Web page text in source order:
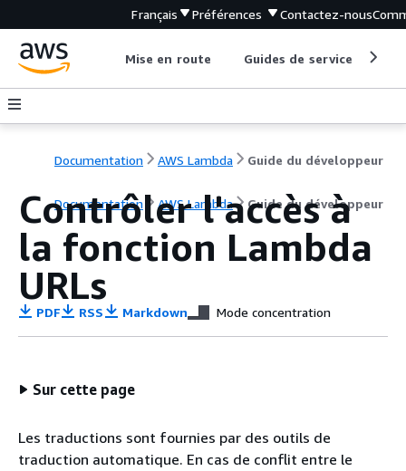
Français Préférences Contactez-nous
Mise en route Guides de service
Documentation AWS Lambda Guide du développeur
Documentation AWS Lambda Guide du développeur
Contrôler l'accès à
la fonction Lambda
URLs
PDF RSS Markdown Mode concentration
Sur cette page
Les traductions sont fournies par des outils de
traduction automatique. En cas de conflit entre le